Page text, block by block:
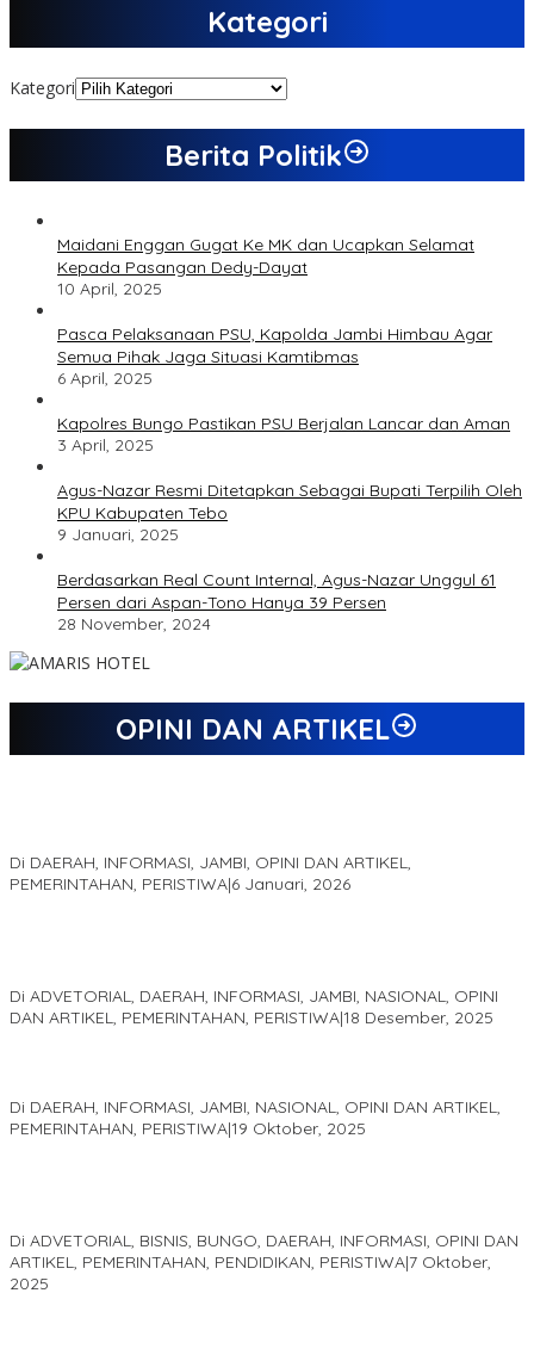
Kategori
Kategori
Berita Politik
Maidani Enggan Gugat Ke MK dan Ucapkan Selamat
Kepada Pasangan Dedy-Dayat
10 April, 2025
Pasca Pelaksanaan PSU, Kapolda Jambi Himbau Agar
Semua Pihak Jaga Situasi Kamtibmas
6 April, 2025
Kapolres Bungo Pastikan PSU Berjalan Lancar dan Aman
3 April, 2025
Agus-Nazar Resmi Ditetapkan Sebagai Bupati Terpilih Oleh
KPU Kabupaten Tebo
9 Januari, 2025
Berdasarkan Real Count Internal, Agus-Nazar Unggul 61
Persen dari Aspan-Tono Hanya 39 Persen
28 November, 2024
OPINI DAN ARTIKEL
Di DAERAH, INFORMASI, JAMBI, OPINI DAN ARTIKEL,
PEMERINTAHAN, PERISTIWA|6 Januari, 2026
Di ADVETORIAL, DAERAH, INFORMASI, JAMBI, NASIONAL, OPINI
DAN ARTIKEL, PEMERINTAHAN, PERISTIWA|18 Desember, 2025
Di DAERAH, INFORMASI, JAMBI, NASIONAL, OPINI DAN ARTIKEL,
PEMERINTAHAN, PERISTIWA|19 Oktober, 2025
Di ADVETORIAL, BISNIS, BUNGO, DAERAH, INFORMASI, OPINI DAN
ARTIKEL, PEMERINTAHAN, PENDIDIKAN, PERISTIWA|7 Oktober,
2025